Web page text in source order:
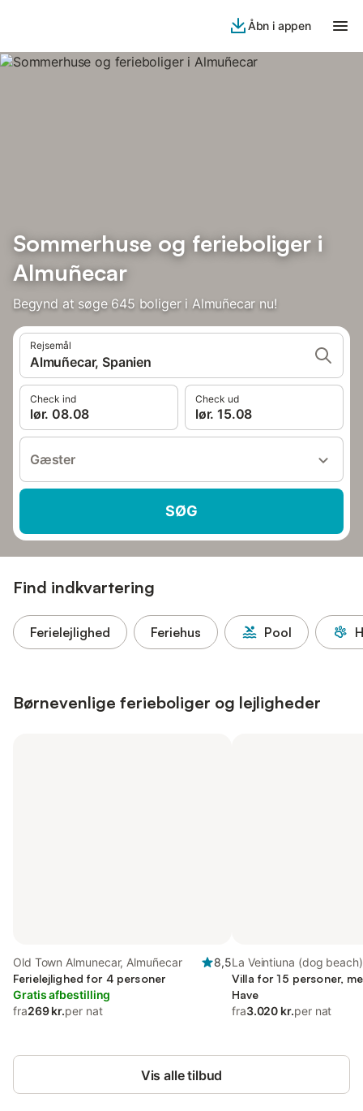
Åbn i appen
Sommerhuse og ferieboliger i
Almuñecar
Begynd at søge 645 boliger i Almuñecar nu!
Rejsemål
Almuñecar, Spanien
Check ind
lør. 08.08
Check ud
lør. 15.08
Gæster
SØG
Find indkvartering
Ferielejlighed Feriehus Pool
Børnevenlige ferieboliger og lejligheder
Old Town Almunecar, Almuñecar
8,5
Ferielejlighed for 4 personer
Gratis afbestilling
fra269 kr.per nat
La Veintiuna (dog beach)
(Almuñecar), Almuñecar
Villa for 15 personer,
Have
fra3.020 kr.per nat
Vis alle tilbud